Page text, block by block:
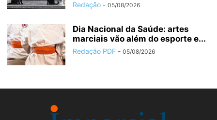
Redação - 05/08/2026
Dia Nacional da Saúde: artes
marciais vão além do esporte e...
Redação PDF - 05/08/2026